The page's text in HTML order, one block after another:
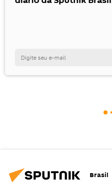
Brasil